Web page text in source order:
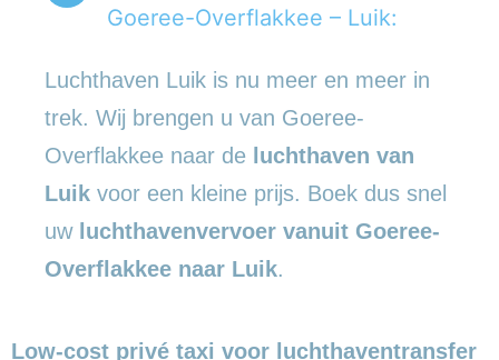
Goeree-Overflakkee – Luik:
Luchthaven Luik is nu meer en meer in
trek. Wij brengen u van Goeree-
Overflakkee naar de luchthaven van
Luik voor een kleine prijs. Boek dus snel
uw luchthavenvervoer vanuit Goeree-
Overflakkee naar Luik.
Low-cost privé taxi voor luchthaventransfer